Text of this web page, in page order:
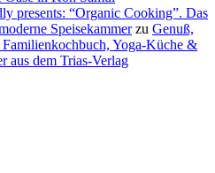
presents: “Organic Cooking”. Das
Speisekammerzu Genuß,
Yoga-Küche &
aus dem Trias-Verlag